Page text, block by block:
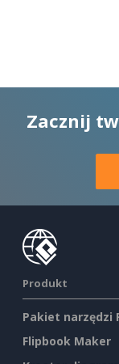
Zacznij
Produkt
Pakiet narzędzi
Flipbook Maker